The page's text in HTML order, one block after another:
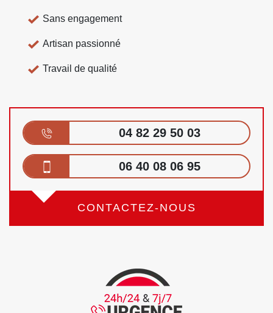
Sans engagement
Artisan passionné
Travail de qualité
04 82 29 50 03
06 40 08 06 95
CONTACTEZ-NOUS